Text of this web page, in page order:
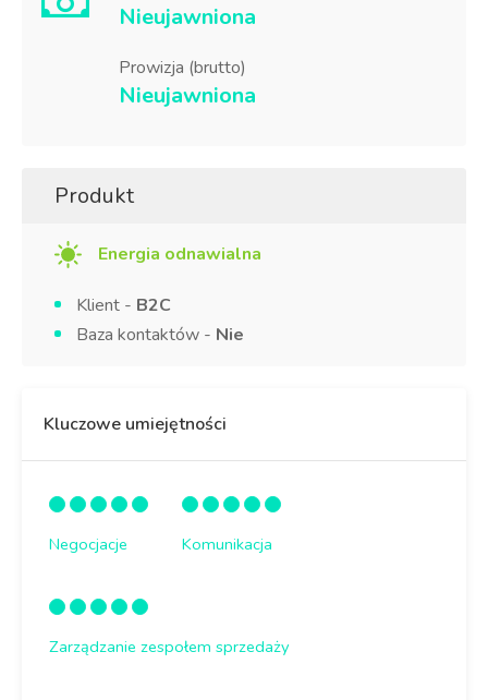
Nieujawniona
Prowizja (brutto)
Nieujawniona
Produkt
Energia odnawialna
Klient - B2C
Baza kontaktów - Nie
Kluczowe umiejętności
Negocjacje Komunikacja
Zarządzanie zespołem sprzedaży